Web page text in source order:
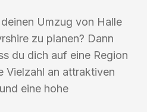
Umzug von Halle
zu planen? Dann
du dich auf eine Region
Vielzahl an attraktiven
eine hohe